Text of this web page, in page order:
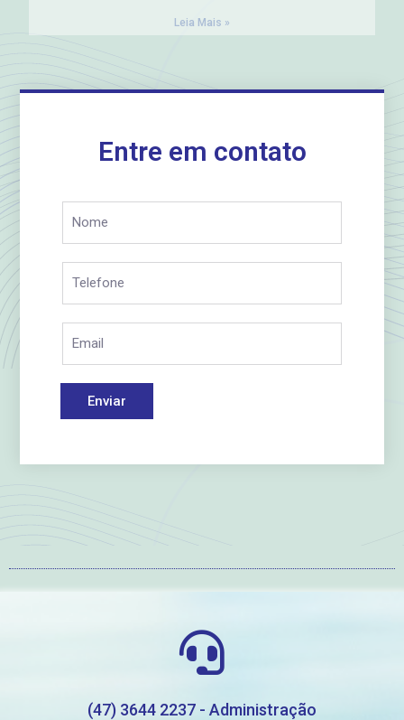
Leia Mais »
Entre em contato
Enviar
(47) 3644 2237 - Administração